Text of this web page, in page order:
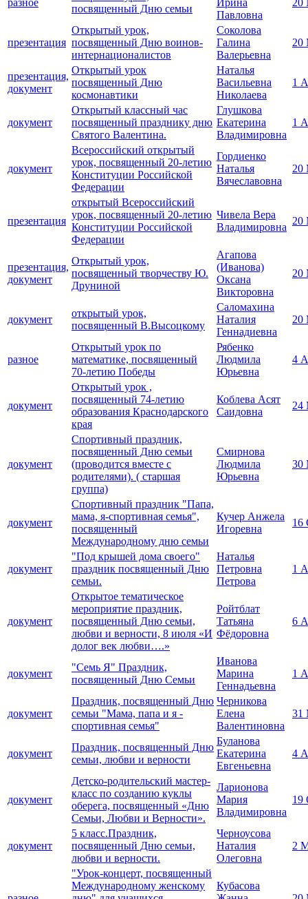
разное
посвященный Дню семьи
Ирина
Павловна
20
презентация
Открытый урок,
посвященный Дню воинов-
интернационалистов
Соколова
Галина
Валерьевна
20
презентация,
документ
Открытый урок
посвященный Дню
космонавтики
Наталья
Васильевна
Николаева
1
документ
Открытый классный час
посвященный празднику дню
Святого Валентина.
Глушкова
Екатерина
Владимировна
1
документ
Всероссийский открытый
урок, посвященный 20-летию
Конституции Российской
Федерации
Гордиенко
Наталья
Вячеславовна
20
презентация
открытый Всероссийский
урок, посвященный 20-летию
Конституции Российской
Федерации
Чивела Вера
Владимировна
20
презентация,
документ
Открытый урок,
посвященный творчеству Ю.
Друниной
Агапова
(Иванова)
Оксана
Викторовна
20
документ
открытый урок,
посвященный В.Высоцкому
Саломахина
Наталия
Геннадиевна
20
разное
Открытый урок по
математике, посвященный
70-летию Победы
Рябенко
Людмила
Юрьевна
4
документ
Открытый урок ,
посвященный 74-летию
образования Краснодарского
края
Коблева Асят
Саидовна
24
документ
Спортивный праздник,
посвященный Дню семьи
(проводится вместе с
родителями). ( старшая
группа)
Смирнова
Людмила
Юрьевна
30
документ
Спортивный праздник "Папа,
мама, я-спортивная семья",
посвященный
Международному дню семьи
Кучер Анжела
Игоревна
16
документ
"Под крышей дома своего"
праздник посвященный Дню
семьи.
Наталья
Петровна
Петрова
1
документ
Открытое тематическое
мероприятие праздник,
посвященный Дню семьи,
любви и верности, 8 июля «И
долог век любви….»
Ройтблат
Татьяна
Фёдоровна
6
документ
"Семь Я" Праздник,
посвященный Дню Семьи
Иванова
Марина
Геннадьевна
1
документ
Праздник, посвященный Дню
семьи "Мама, папа и я -
спортивная семья"
Черникова
Елена
Валентиновна
31
документ
Праздник, посвященный Дню
семьи, любви и верности
Буланова
Екатерина
Евгеньевна
4
документ
Детско-родительский мастер-
класс по созданию куклы
оберега, посвященный «Дню
Семьи, Любви и Верности».
Ларионова
Мария
Владимировна
19
документ
5 класс.Праздник,
посвященный Дню семьи,
любви и верности.
Черноусова
Наталия
Олеговна
2
"Урок-концерт, посвященный
Международному женскому
Кубасова